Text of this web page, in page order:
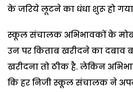
के जरिये लूटने का धंधा शुरू हो
स्कूल संचालक अभिभावकों के
उन पर किताब खरीदने का दबाव
खरीदना तो ठीक है. लेकिन
कि हर निजी स्कूल संचालक ने